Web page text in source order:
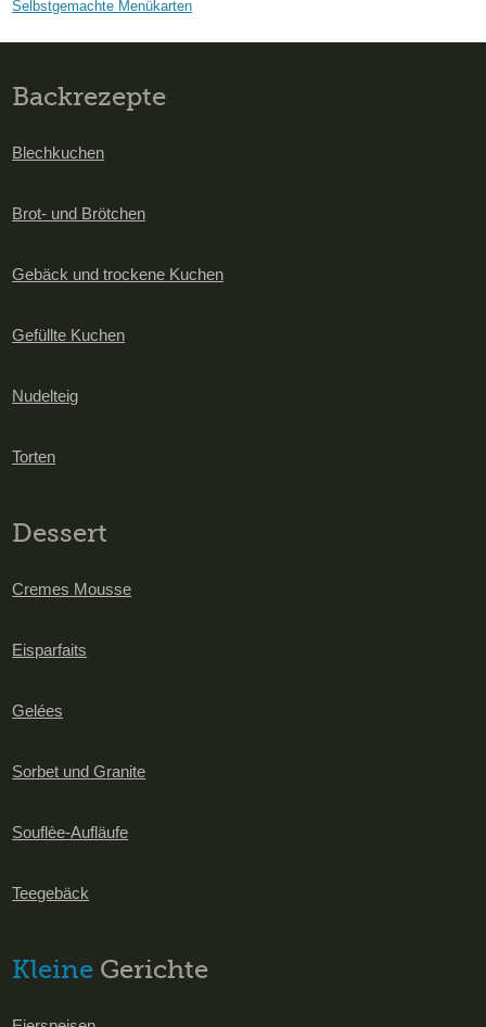
Selbstgemachte Menükarten
Backrezepte
Blechkuchen
Brot- und Brötchen
Gebäck und trockene Kuchen
Gefüllte Kuchen
Nudelteig
Torten
Dessert
Cremes Mousse
Eisparfaits
Gelées
Sorbet und Granite
Souflèe-Aufläufe
Teegebäck
Kleine Gerichte